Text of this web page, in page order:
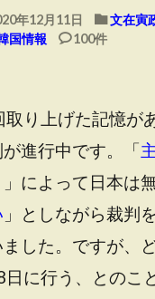
年12月11日 文在寅
国情報 100件
り上げた記憶が
進行中です。「
」によって日本は
」としながら裁判
した。ですが、
に行う、とのこ